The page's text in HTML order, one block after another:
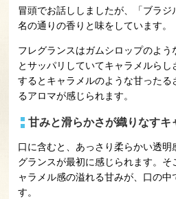
冒頭でお話ししましたが、「ブラ
名の通りの香りと味をしています。
フレグランスはガムシロップのよ
とサッパリしていてキャラメルら
するとキャラメルのような甘った
るアロマが感じられます。
甘みと滑らかさが織りなすキ
口に含むと、あっさり柔らかい透
グランスが最初に感じられます。
ャラメル感の溢れる甘みが、口の中
す。